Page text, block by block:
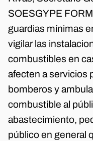
SOESGYPE
guardias mínimas
vigilar las
combustibles en
afecten a servicios
bomberos y
combustible al
abastecimiento,
público en general